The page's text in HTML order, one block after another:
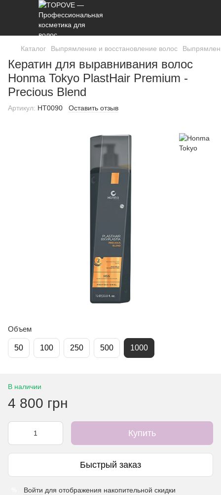
Каталог Выпрямление и восстановление волос
Кератин для выравнивания волос
Honma Tokyo PlastHair Premium -
Precious Blend
Артикул: HT0090 Оставить отзыв
Объем
50 100 250 500 1000
В наличии
4 800 грн
Купить
Быстрый заказ
Войти для отображения накопительной скидки